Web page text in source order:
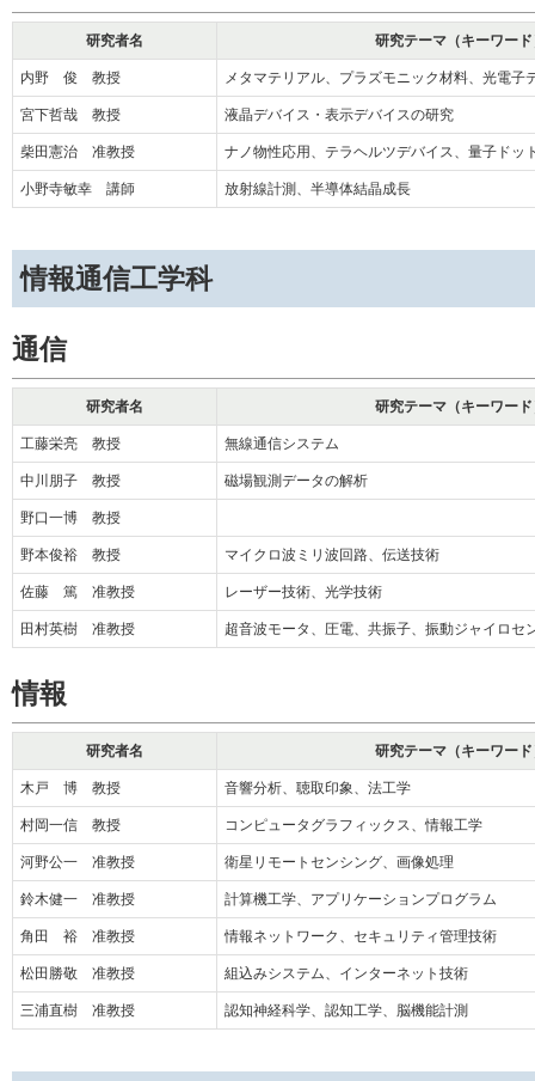
研究者名 研究テーマ（キーワード
内野 俊 教授 メタマテリアル、プラズモニック材料、光電子
宮下哲哉 教授 液晶デバイス・表示デバイスの研究
柴田憲治 准教授 ナノ物性応用、テラヘルツデバイス、量子ドッ
小野寺敏幸 講師 放射線計測、半導体結晶成長
情報通信工学科
通信
研究者名 研究テーマ（キーワード
工藤栄亮 教授 無線通信システム
中川朋子 教授 磁場観測データの解析
野口一博 教授
野本俊裕 教授 マイクロ波ミリ波回路、伝送技術
佐藤 篤 准教授 レーザー技術、光学技術
田村英樹 准教授 超音波モータ、圧電、共振子、振動ジャイロセ
情報
研究者名 研究テーマ（キーワード
木戸 博 教授 音響分析、聴取印象、法工学
村岡一信 教授 コンピュータグラフィックス、情報工学
河野公一 准教授 衛星リモートセンシング、画像処理
鈴木健一 准教授 計算機工学、アプリケーションプログラム
角田 裕 准教授 情報ネットワーク、セキュリティ管理技術
松田勝敬 准教授 組込みシステム、インターネット技術
三浦直樹 准教授 認知神経科学、認知工学、脳機能計測